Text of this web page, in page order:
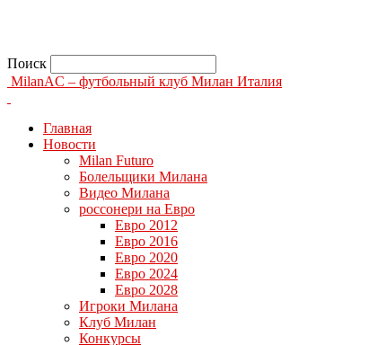
Поиск
MilanAC – футбольный клуб Милан Италия
Главная
Новости
Milan Futuro
Болельщики Милана
Видео Милана
россонери на Евро
Евро 2012
Евро 2016
Евро 2020
Евро 2024
Евро 2028
Игроки Милана
Клуб Милан
Конкурсы